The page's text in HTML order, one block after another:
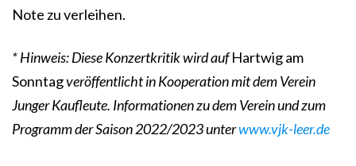
Note zu verleihen.
* Hinweis:Diese Konzertkritik wird aufHartwig am
Sonntagveröffentlicht in Kooperation mit dem Verein
Junger Kaufleute. Informationen zu dem Verein und zum
Programm der Saison 2022/2023 unterwww.vjk-leer.de